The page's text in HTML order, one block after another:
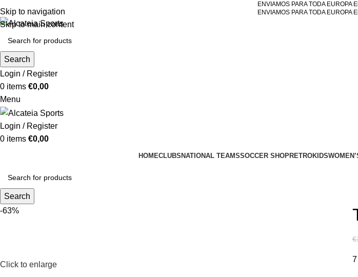
Skip to navigation
Skip to main content
ENVIAMOS PARA TODA
ENVIAMOS PARA TODA
Search
Login / Register
0 items €0,00
Menu
Login / Register
0 items €0,00
HOMECLUBS NATIONAL TEAMSSOCCER SHOPRETROKIDS
Search
-63%
Click to enlarge
€
7